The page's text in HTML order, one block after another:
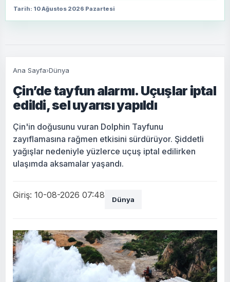
Tarih: 10 Ağustos 2026 Pazartesi
Ana Sayfa›Dünya
Çin’de tayfun alarmı. Uçuşlar iptal
edildi, sel uyarısı yapıldı
Çin'in doğusunu vuran Dolphin Tayfunu
zayıflamasına rağmen etkisini sürdürüyor. Şiddetli
yağışlar nedeniyle yüzlerce uçuş iptal edilirken
ulaşımda aksamalar yaşandı.
Giriş: 10-08-2026 07:48 Dünya